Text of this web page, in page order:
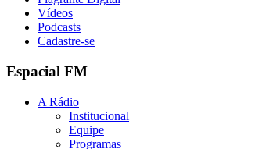
Vídeos
Podcasts
Cadastre-se
Espacial FM
A Rádio
Institucional
Equipe
Programas